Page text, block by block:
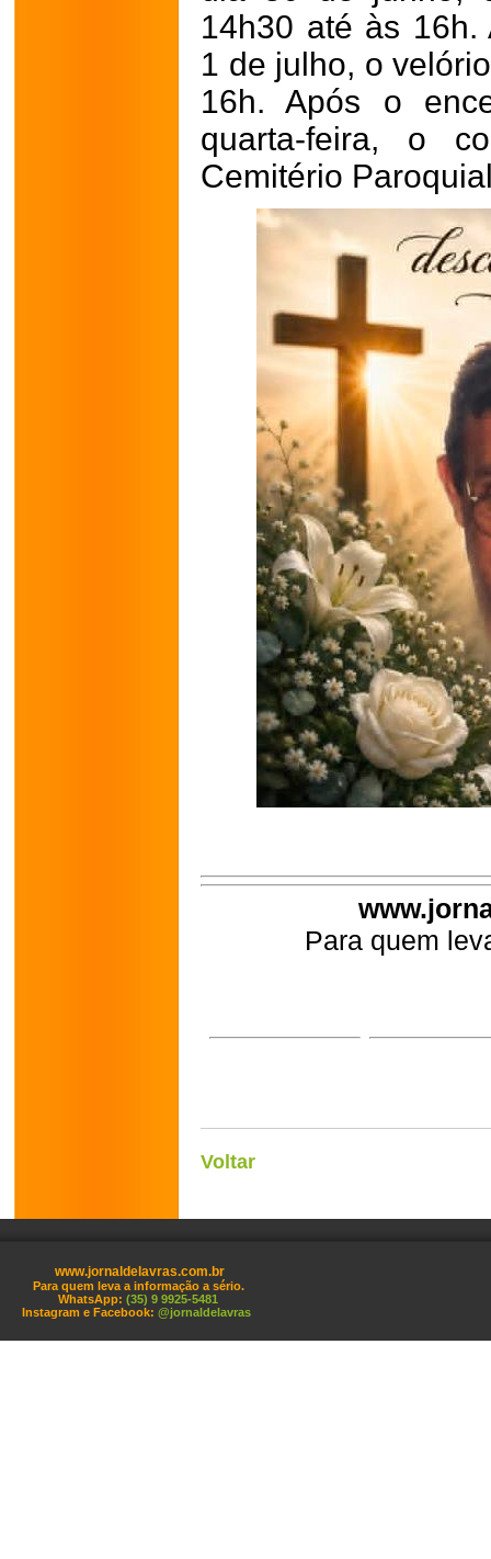
14h30 até às 16h.
1 de julho, o
16h. Após o
quarta-feira, o
Cemitério
Para quem
Voltar
www.jornaldelavras.com.br
Para quem leva a informação a sério.
WhatsApp: (35) 9 9925-5481
Instagram e Facebook: @jornaldelavras